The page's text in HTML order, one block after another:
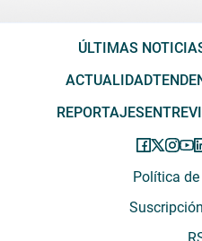
ÚLTIMAS
ACTUALIDAD
REPORTAJES
Política